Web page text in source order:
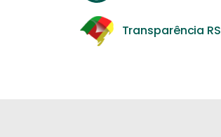
Transparência RS